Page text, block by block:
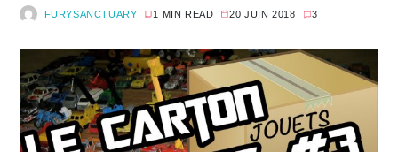
FURYSANCTUARY 1 MIN READ 20 JUIN 2018 3